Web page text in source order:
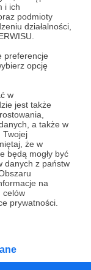
i ich
podmioty
działalności,
preferencje
opcję
w
jest także
a także w
Twojej
że w
będą mogły być
danych z państw
na
celów
prywatności.